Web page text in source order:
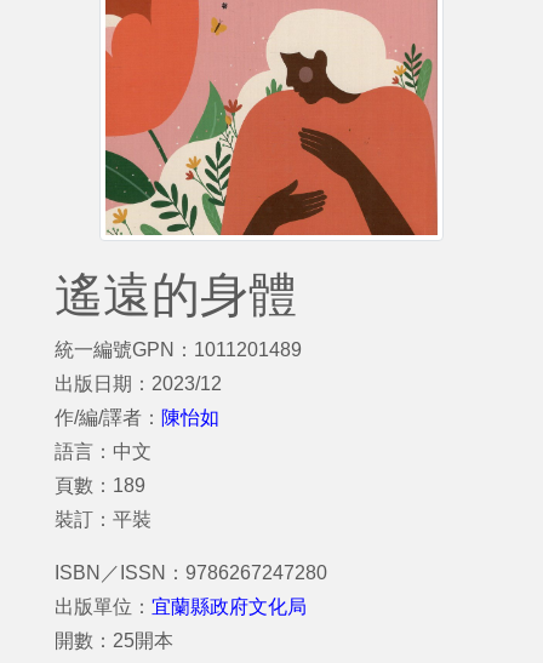
遙遠的身體
統一編號GPN：1011201489
出版日期：2023/12
作/編/譯者： 陳怡如
語言：中文
頁數：189
裝訂：平裝
ISBN／ISSN：9786267247280
出版單位： 宜蘭縣政府文化局
開數：25開本